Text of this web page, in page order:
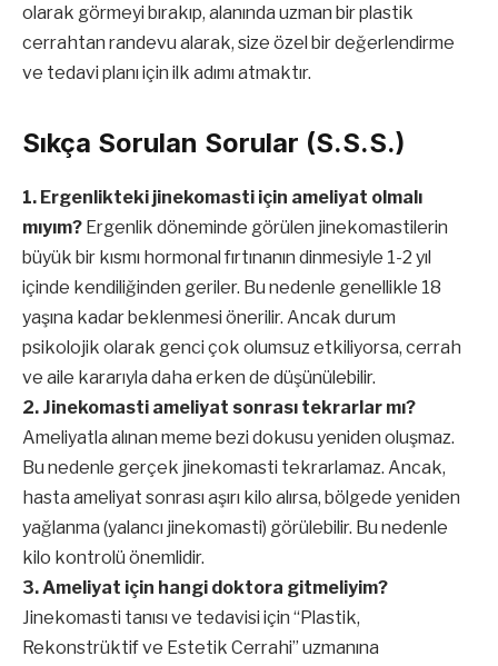
olarak görmeyi bırakıp, alanında uzman bir plastik
cerrahtan randevu alarak, size özel bir değerlendirme
ve tedavi planı için ilk adımı atmaktır.
Sıkça Sorulan Sorular (S.S.S.)
1. Ergenlikteki jinekomasti için ameliyat olmalı
mıyım? Ergenlik döneminde görülen jinekomastilerin
büyük bir kısmı hormonal fırtınanın dinmesiyle 1-2 yıl
içinde kendiliğinden geriler. Bu nedenle genellikle 18
yaşına kadar beklenmesi önerilir. Ancak durum
psikolojik olarak genci çok olumsuz etkiliyorsa, cerrah
ve aile kararıyla daha erken de düşünülebilir.
2. Jinekomasti ameliyat sonrası tekrarlar mı?
Ameliyatla alınan meme bezi dokusu yeniden oluşmaz.
Bu nedenle gerçek jinekomasti tekrarlamaz. Ancak,
hasta ameliyat sonrası aşırı kilo alırsa, bölgede yeniden
yağlanma (yalancı jinekomasti) görülebilir. Bu nedenle
kilo kontrolü önemlidir.
3. Ameliyat için hangi doktora gitmeliyim?
Jinekomasti tanısı ve tedavisi için “Plastik,
Rekonstrüktif ve Estetik Cerrahi” uzmanına